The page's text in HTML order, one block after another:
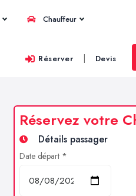
Chauffeur
Réserver | Devis
Réservez votre
Détails passager
Date départ *